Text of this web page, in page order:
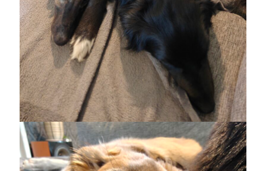
Kategorier
Allmänt
(997)
Extrahästar
Hållidej (276)
Heart of Hope
(40)
Heart Paal(217)
Idun(141)
Källhults Spotless(163)
Min Träning(220)